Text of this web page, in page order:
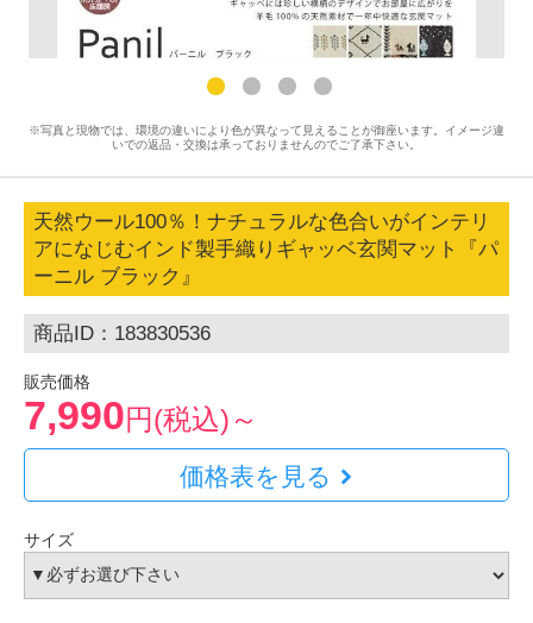
※写真と現物では、環境の違いにより色が異なって見えることが御座います。イメージ違
いでの返品・交換は承っておりませんのでご了承下さい。
天然ウール100％！ナチュラルな色合いがインテリ
アになじむインド製手織りギャッベ玄関マット『パ
ーニル ブラック』
商品ID：183830536
販売価格
7,990円(税込)～
価格表を見る
サイズ